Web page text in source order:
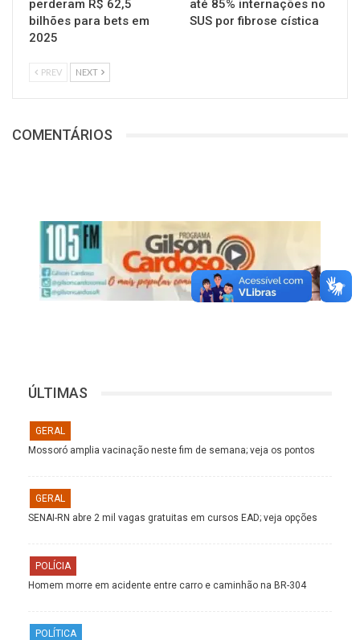
perderam R$ 62,5
bilhões para bets em
2025
até 85% internações no
SUS por fibrose cística
PREV NEXT
COMENTÁRIOS
ÚLTIMAS
GERAL
Mossoró amplia vacinação neste fim de semana; veja os pontos
GERAL
SENAI-RN abre 2 mil vagas gratuitas em cursos EAD; veja opções
POLÍCIA
Homem morre em acidente entre carro e caminhão na BR-304
POLÍTICA